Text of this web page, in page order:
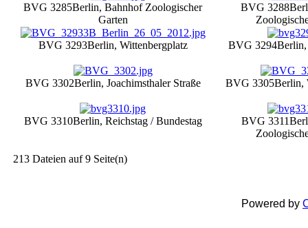
BVG 3285Berlin, Bahnhof Zoologischer
Garten
BVG 3288
BVG 3293Berlin, Wittenbergplatz BVG 3294
BVG 3302Berlin, Joachimsthaler Straße BVG 3305Berlin,
BVG 3310Berlin, Reichstag / Bundestag BVG 3311
213 Dateien auf 9 Seite(n)
Powered by